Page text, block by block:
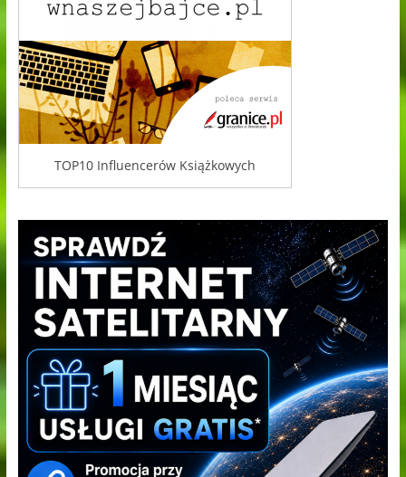
TOP10 Influencerów Książkowych